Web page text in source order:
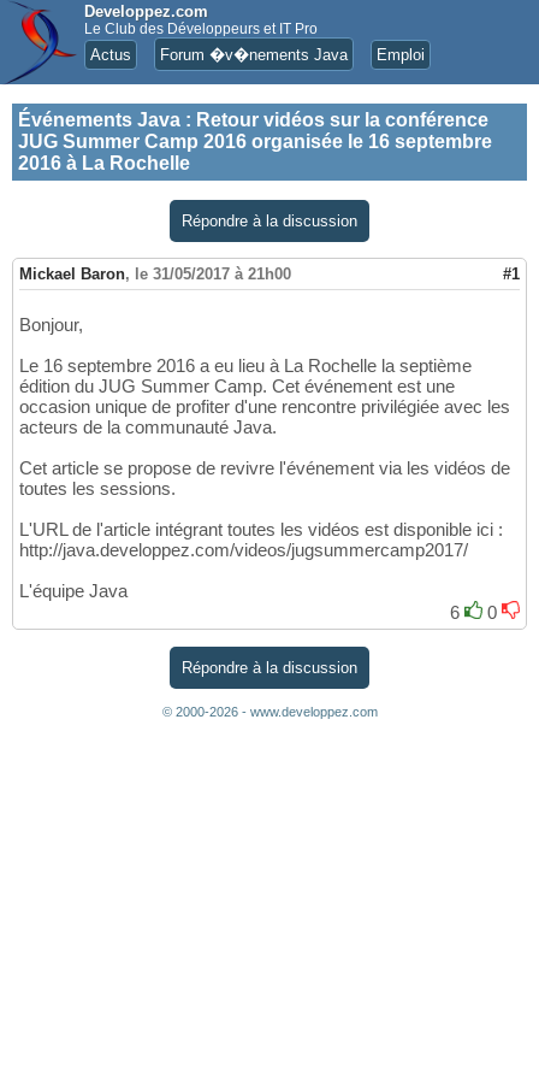
Developpez.com
Le Club des Développeurs et IT Pro
Actus Forum �v�nements Java Emploi
Événements Java : Retour vidéos sur la conférence
JUG Summer Camp 2016 organisée le 16 septembre
2016 à La Rochelle
Répondre à la discussion
Mickael Baron, le 31/05/2017 à 21h00 #1
Bonjour,
Le 16 septembre 2016 a eu lieu à La Rochelle la septième
édition du JUG Summer Camp. Cet événement est une
occasion unique de profiter d'une rencontre privilégiée avec les
acteurs de la communauté Java.
Cet article se propose de revivre l'événement via les vidéos de
toutes les sessions.
L'URL de l'article intégrant toutes les vidéos est disponible ici :
http://java.developpez.com/videos/jugsummercamp2017/
L'équipe Java
6
0
Répondre à la discussion
© 2000-2026 - www.developpez.com